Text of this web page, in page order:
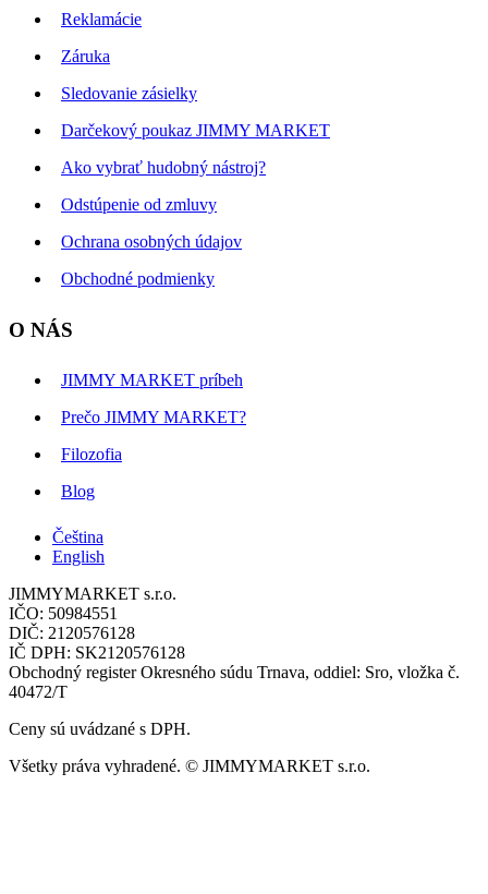
Reklamácie
Záruka
Sledovanie zásielky
Darčekový poukaz JIMMY MARKET
Ako vybrať hudobný nástroj?
Odstúpenie od zmluvy
Ochrana osobných údajov
Obchodné podmienky
O NÁS
JIMMY MARKET príbeh
Prečo JIMMY MARKET?
Filozofia
Blog
Čeština
English
JIMMYMARKET s.r.o.
IČO: 50984551
DIČ: 2120576128
IČ DPH: SK2120576128
Obchodný register Okresného súdu Trnava, oddiel: Sro, vložka č.
40472/T
Ceny sú uvádzané s DPH.
Všetky práva vyhradené. © JIMMYMARKET s.r.o.